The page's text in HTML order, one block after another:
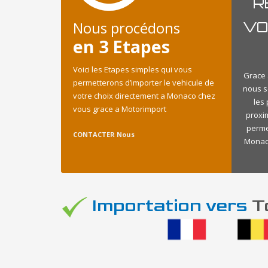
Nous procédons
en 3 Etapes
Voici les Etapes simples qui vous
permetterons d’importer le vehicule de
votre choix directement a Monaco chez
vous grace a Motorimport
CONTACTER Nous
nous
les
Importation vers